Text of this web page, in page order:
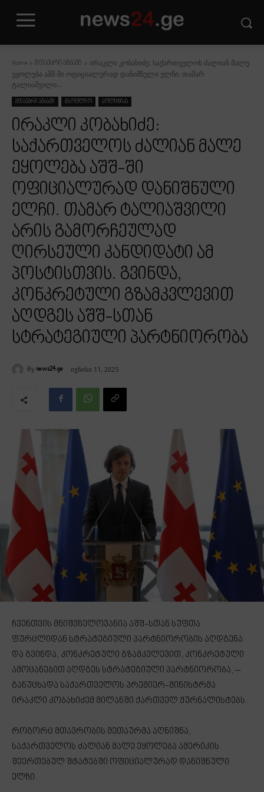
Home მთავარი ამბავი
ირაკლი კობახიძე: საქართველოს ძალიან მალე
ეყოლება აშშ-ში ოფიციალურად დანიშნული ელჩი. თამარ
ტალიაშვილი...
მთავარი ამბავი მსოფლიო პოლიტიკა
ირაკლი კობახიძე:
საქართველოს ძალიან მალე
ეყოლება აშშ-ში
ოფიციალურად დანიშნული
ელჩი. თამარ ტალიაშვილი
არის გამორჩეულად
ღირსეული კანდიდატი ამ
პოსტისთვის. გვინდა,
კონკრეტული გზამკვლევით
აღდგეს აშშ-სთან
სტრატეგიული პარტნიორობა
By news24.ge ივნისი 11, 2025
ჩვენთვის მნიშვნელოვანია აშშ-სთან სუფთა
ფურცლიდან სტრატეგიული პარტნიორობის აღდგენა
და გვინდა, კონკრეტული გზამკვლევით, კონკრეტული
ამოცანებით აღდგეს სტრატეგიული პარტნიორობა, –
განუცხადა საქართველოს პრემიერ-მინისტრმა
ირაკლი კობახიძემ მილანში ქართველ ჟურნალისტებს.
როგორც მთავრობის მეთაურმა აღნიშნა,
საქართველოს ძალიან მალე ეყოლება ამერიკის
შეერთებულ შტატებში ოფიციალურად დანიშნული
ელჩი.